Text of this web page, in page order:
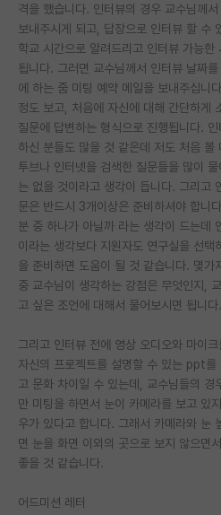
인문사회 계열 게시판
특수/전문대학원 게시판
반도체/AI 게시판
장학금/장학생 게시판
학술 정보 게시판
홍보 게시판
커리어
유학교육
이벤트
재팬라운지 🌸
격을 했습니다. 인터뷰의 경우 교수님께
보내주시게 되고, 답장으로 인터뷰 할 수
학교 시간으로 알려드리고 인터뷰 가능한
됩니다. 그러면 교수님께서 인터뷰 날짜
에 하는 줌 미팅 예약 메일을 보내주십니
정도 보고, 처음에 자신에 대해 간단하게
질문에 답변하는 형식으로 진행됩니다.
하신 분들도 많을 것 같은데 저도 처음
투브나 인터넷을 검색한 질문들을 많이
는 없을 것이라고 생각이 듭니다. 그리고
문은 반드시 3개이상은 준비하셔야 합니
분 중 하나가 아닐까 라는 생각이 드는데
이라는 생각보다 지원자도 연구실을 선
을 준비하면 도움이 될 것 같습니다. 몇가
중 교수님이 생각하는 강점은 무엇인지,
고 싶은 조언에 대해서 물어보시면 됩니다.
그리고 인터뷰 전에 영상 오디오와 마이
자신의 프로젝트를 설명할 수 있는 ppt를
고 문화 차이일 수 있는데, 교수님들의 경
만 미팅을 하면서 눈이 카메라를 보고 있
우가 있다고 합니다. 그래서 카메라와 눈
면 눈을 화면 이외의 곳으로 보지 않으면
좋을 것 같습니다.
어드미션 레터